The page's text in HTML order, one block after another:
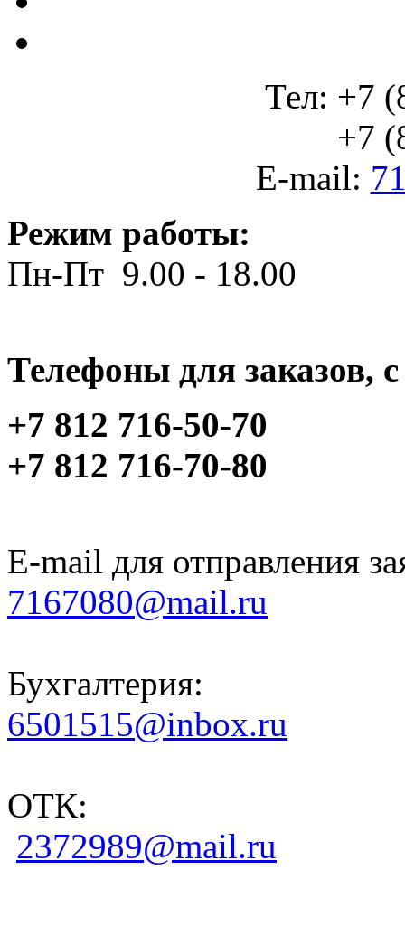
Тел: +7
+7
E-mail:
Режим работы:
Пн-Пт 9.00 - 18.00
Телефоны для заказов,
+7 812 716-50-70
+7 812 716-70-80
E-mail для отправления
7167080@mail.ru
Бухгалтерия:
6501515@inbox.ru
ОТК:
2372989@mail.ru